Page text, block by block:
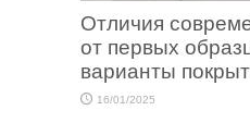
Отличия
от первых
варианты
16/01/2025